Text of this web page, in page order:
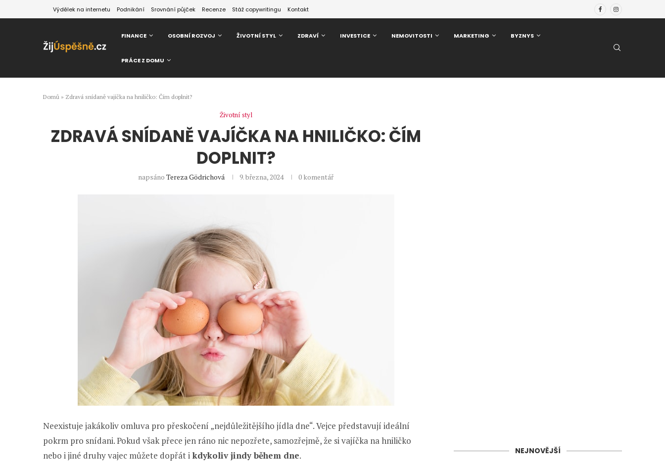
Výdělek na internetu Podnikání Srovnání půjček Recenze Stáž copywritingu Kontakt
FINANCE OSOBNÍ ROZVOJ ŽIVOTNÍ STYL ZDRAVÍ INVESTICE NEMOVITOSTI MARKETING BYZNYS
PRÁCE Z DOMU
Domů » Zdravá snídaně vajíčka na hniličko: Čím doplnit?
Životní styl
ZDRAVÁ SNÍDANĚ VAJÍČKA NA HNILIČKO: ČÍM
DOPLNIT?
napsánoTereza Gödrichová 9. března, 2024 0 komentář
Neexistuje jakákoliv omluva pro přeskočení „nejdůležitějšího jídla dne“. Vejce představují ideální
pokrm pro snídani. Pokud však přece jen ráno nic nepozřete, samozřejmě, že si vajíčka na hniličko
nebo i jiné druhy vajec můžete dopřát i kdykoliv jindy během dne. NEJNOVĚJŠÍ